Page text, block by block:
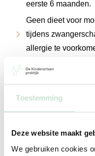
Toestemming
Deze website maakt
We gebruiken cookies
eerste 6 maanden.
Geen dieet voor
tijdens
allergie te
Vroege introductie
6 maanden met
Voorkom
kinderen met